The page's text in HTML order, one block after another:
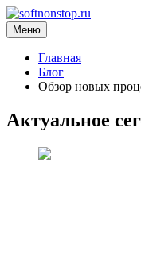
Перейти
к
содержимому
softnonstop.ru
информационный сайт
Меню
Главная
Блог
Обзор новых
Актуальное